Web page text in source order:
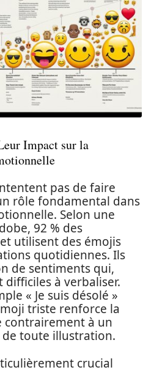
Impact sur la
pas de faire
rôle fondamental dans
Selon une
92 % des
utilisent des émojis
quotidiennes. Ils
de sentiments qui,
à verbaliser.
« Je suis désolé »
triste renforce la
contrairement à un
toute illustration.
crucial